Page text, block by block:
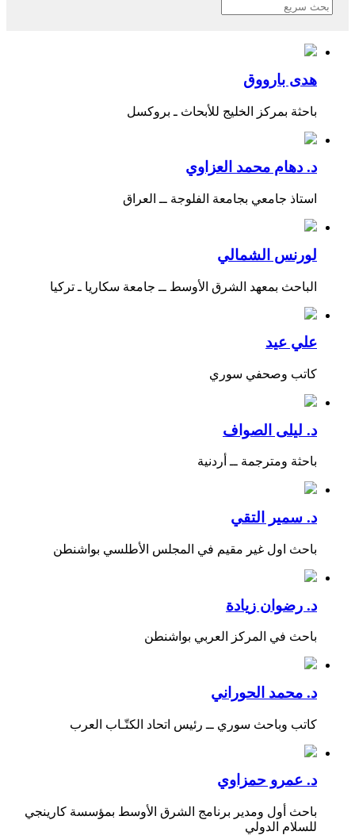
هدى بارووق
باحثة بمركز الخليج للأبحاث ـ بروكسل
د. دهام محمد العزاوي
استاذ جامعي بجامعة الفلوجة ــ العراق
لورنس الشمالي
الباحث بمعهد الشرق الأوسط ــ جامعة سكاريا ـ تركيا
علي عيد
كاتب وصحفي سوري
د. ليلى الصواف
باحثة ومترجمة ــ أردنية
د. سمير التقي
باحث اول غير مقيم في المجلس الأطلسي بواشنطن
د. رضوان زيادة
باحث في المركز العربي بواشنطن
د. محمد الحوراني
كاتب وباحث سوري ــ رئيس اتحاد الكتّـاب العرب
د. عمرو حمزاوي
باحث أول ومدير برنامج الشرق الأوسط بمؤسسة كارينجي
للسلام الدولي